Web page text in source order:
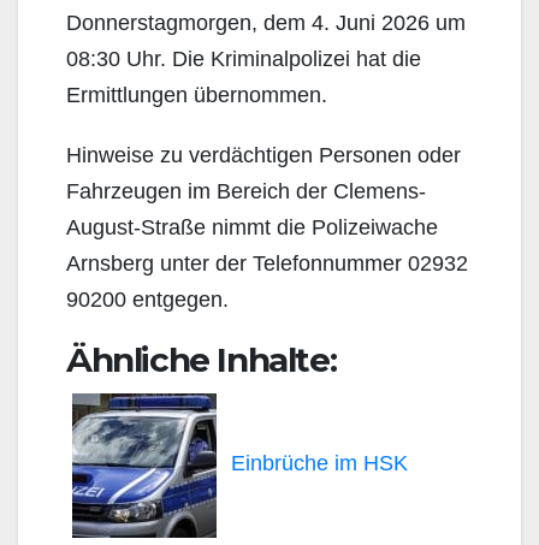
Donnerstagmorgen, dem 4. Juni 2026 um
08:30 Uhr. Die Kriminalpolizei hat die
Ermittlungen übernommen.
Hinweise zu verdächtigen Personen oder
Fahrzeugen im Bereich der Clemens-
August-Straße nimmt die Polizeiwache
Arnsberg unter der Telefonnummer 02932
90200 entgegen.
Ähnliche Inhalte:
Einbrüche im HSK